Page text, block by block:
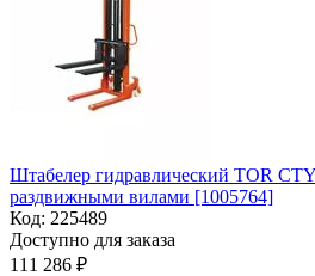
Штабелер гидравлический TOR
раздвижными вилами [1005764]
Код: 225489
Доступно для заказа
111 286 ₽